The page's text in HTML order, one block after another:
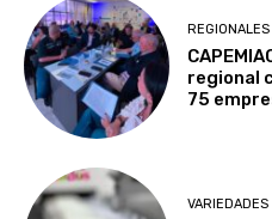
REGIONALES
regional
75
VARIEDADES